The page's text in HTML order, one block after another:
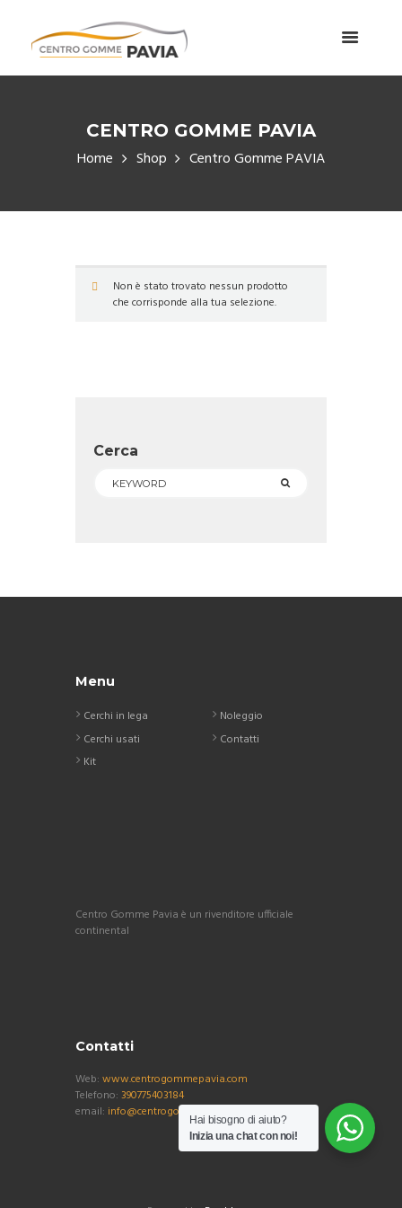
CENTRO GOMME PAVIA
Home Shop Centro Gomme PAVIA
Non è stato trovato nessun prodotto
che corrisponde alla tua selezione.
Cerca
Menu
Cerchi in lega
Cerchi usati
Kit
Noleggio
Contatti
Centro Gomme Pavia è un rivenditore ufficiale
continental
Contatti
Web: www.centrogommepavia.com
Telefono: 390775403184
email: info@centrogommepavia.com
Hai bisogno di aiuto?
Inizia una chat con noi!